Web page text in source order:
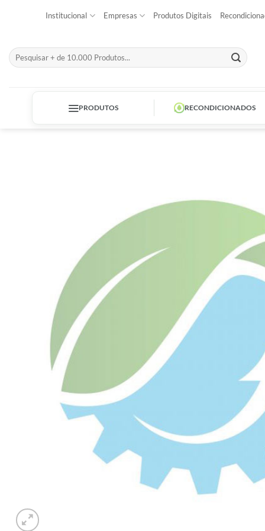
Institucional Empresas Produtos Digitais
Pesquisar
por:
PRODUTOS RECONDICIONADOS